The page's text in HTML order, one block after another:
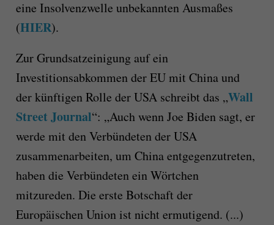
eine Insolvenzwelle unbekannten Ausmaßes
(HIER).
Zur Grundsatzeinigung auf ein
Investitionsabkommen der EU mit China und
der künftigen Rolle der USA schreibt das „Wall
Street Journal“: „Auch wenn Joe Biden sagt, er
werde mit den Verbündeten der USA
zusammenarbeiten, um China entgegenzutreten,
haben die Verbündeten ein Wörtchen
mitzureden. Die erste Botschaft der
Europäischen Union ist nicht ermutigend. (...)